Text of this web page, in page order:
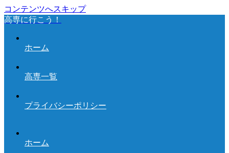
コンテンツへスキップ
高専に行こう！
ホーム
高専一覧
プライバシーポリシー
ホーム